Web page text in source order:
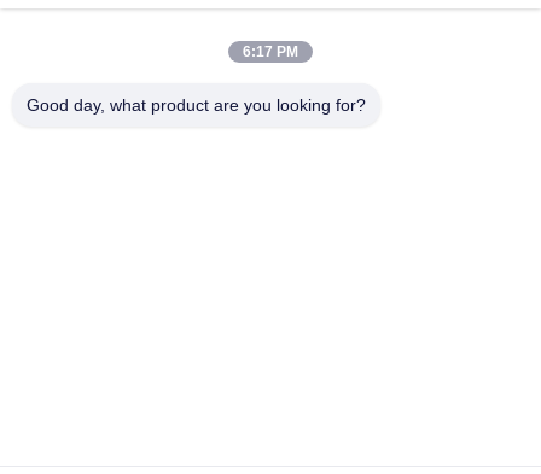
E-mail
6:17 PM
Good day, what product are you looking for?